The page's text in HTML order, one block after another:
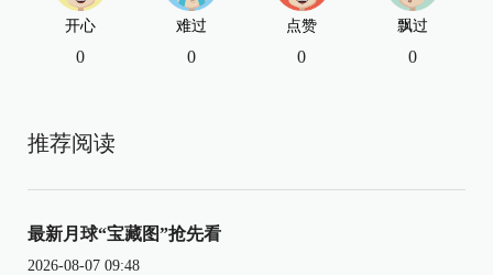
开心
0
难过
0
点赞
0
飘过
0
推荐阅读
最新月球“宝藏图”抢先看
2026-08-07 09:48